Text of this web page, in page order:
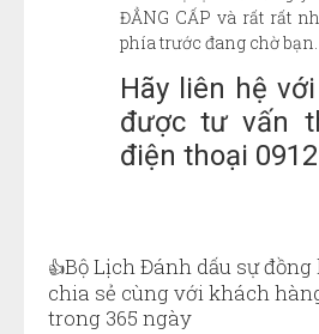
ĐẲNG CẤP và rất rất
phía trước đang chờ bạn.
Hãy liên hệ
được tư vấn
điện thoại
👍Bộ Lịch Đánh dấu sự đồng
chia sẻ cùng với khách
trong 365 ngày